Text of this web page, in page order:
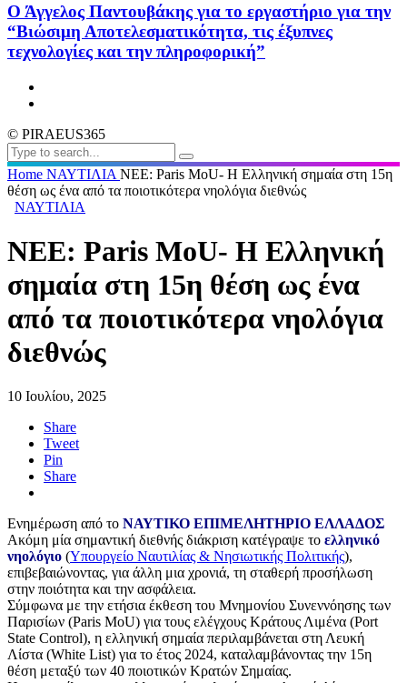
Ο Άγγελος Παντουβάκης για το εργαστήριο για την
“Βιώσιμη Αποτελεσματικότητα, τις έξυπνες
τεχνολογίες και την πληροφορική”
© PIRAEUS365
Home ΝΑΥΤΙΛΙΑ ΝΕΕ: Paris MoU- Η Ελληνική σημαία στη 15η
θέση ως ένα από τα ποιοτικότερα νηολόγια διεθνώς
ΝΑΥΤΙΛΙΑ
ΝΕΕ: Paris MoU- Η Ελληνική
σημαία στη 15η θέση ως ένα
από τα ποιοτικότερα νηολόγια
διεθνώς
10 Ιουλίου, 2025
Share
Tweet
Pin
Share
Ενημέρωση από το ΝΑΥΤΙΚΟ ΕΠΙΜΕΛΗΤΗΡΙΟ ΕΛΛΑΔΟΣ
Ακόμη μία σημαντική διεθνής διάκριση κατέγραψε το ελληνικό
νηολόγιο (Υπουργείο Ναυτιλίας & Νησιωτικής Πολιτικής),
επιβεβαιώνοντας, για άλλη μια χρονιά, τη σταθερή προσήλωση
στην ποιότητα και την ασφάλεια.
Σύμφωνα με την ετήσια έκθεση του Μνημονίου Συνεννόησης των
Παρισίων (Paris MoU) για τους ελέγχους Κράτους Λιμένα (Port
State Control), η ελληνική σημαία περιλαμβάνεται στη Λευκή
Λίστα (White List) για το έτος 2024, καταλαμβάνοντας την 15η
θέση μεταξύ των 40 ποιοτικών Κρατών Σημαίας.